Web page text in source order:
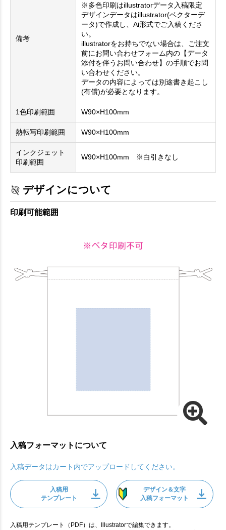
備考
※多色印刷はillustratorデータ入稿限定
デザインデータはillustrator(ベクターデ
ータ)で作成し、Ai形式でご入稿くださ
い。
illustratorをお持ちでない場合は、ご注文
前にお問い合わせフォーム内の【データ
添付を伴うお問い合わせ】の手順でお問
い合わせください。
データの内容によっては別途書き起こし
(有償)が必要となります。
1色印刷範囲 W90×H100mm
熱転写印刷範囲 W90×H100mm
インクジェット
印刷範囲
W90×H100mm ※白引きなし
デザインについて
印刷可能範囲
入稿フォーマットについて
入稿データはカート内でアップロードしてください。
入稿用
テンプレート
デザイン＆文字
入稿フォーマット
入稿用テンプレート（PDF）は、Illustratorで編集できます。